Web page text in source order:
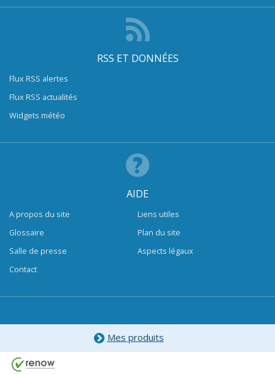
RSS ET DONNÉES
Flux RSS alertes
Flux RSS actualités
Widgets météo
AIDE
A propos du site
Glossaire
Salle de presse
Contact
Liens utiles
Plan du site
Aspects légaux
Mes produits